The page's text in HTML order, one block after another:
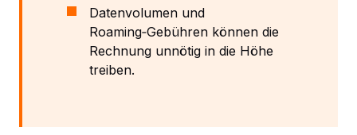
Datenvolumen und
Roaming‑Gebühren können die
Rechnung unnötig in die Höhe
treiben.